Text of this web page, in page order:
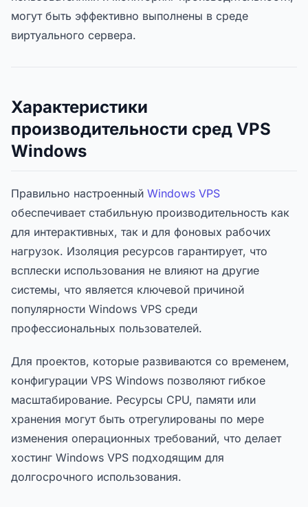
могут быть эффективно выполнены в среде
виртуального сервера.
Характеристики
производительности сред VPS
Windows
Правильно настроенный Windows VPS
обеспечивает стабильную производительность как
для интерактивных, так и для фоновых рабочих
нагрузок. Изоляция ресурсов гарантирует, что
всплески использования не влияют на другие
системы, что является ключевой причиной
популярности Windows VPS среди
профессиональных пользователей.
Для проектов, которые развиваются со временем,
конфигурации VPS Windows позволяют гибкое
масштабирование. Ресурсы CPU, памяти или
хранения могут быть отрегулированы по мере
изменения операционных требований, что делает
хостинг Windows VPS подходящим для
долгосрочного использования.